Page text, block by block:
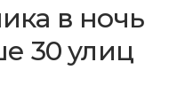
в ночь
30 улиц